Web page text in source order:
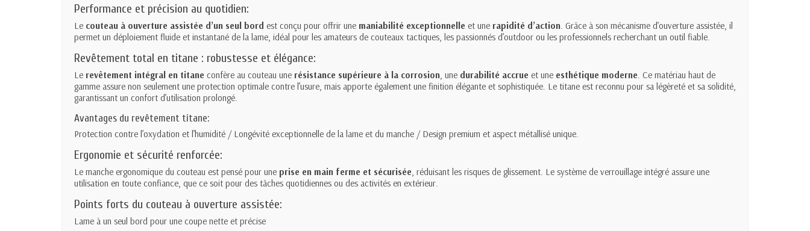
Performance et précision au quotidien:
Le couteau à ouverture assistée d’un seul bord est conçu pour offrir une maniabilité exceptionnelle et une rapidité d’action . Grâce à son mécanisme d’ouverture assistée, il
permet un déploiement fluide et instantané de la lame, idéal pour les amateurs de couteaux tactiques, les passionnés d’outdoor ou les professionnels recherchant un outil fiable.
Revêtement total en titane : robustesse et élégance:
Le revêtement intégral en titane confère au couteau une résistance supérieure à la corrosion , une durabilité accrue et une esthétique moderne . Ce matériau haut de
gamme assure non seulement une protection optimale contre l’usure, mais apporte également une finition élégante et sophistiquée. Le titane est reconnu pour sa légèreté et sa solidité,
garantissant un confort d’utilisation prolongé.
Avantages du revêtement titane:
Protection contre l’oxydation et l’humidité / Longévité exceptionnelle de la lame et du manche / Design premium et aspect métallisé unique.
Ergonomie et sécurité renforcée:
Le manche ergonomique du couteau est pensé pour une prise en main ferme et sécurisée , réduisant les risques de glissement. Le système de verrouillage intégré assure une
utilisation en toute confiance, que ce soit pour des tâches quotidiennes ou des activités en extérieur.
Points forts du couteau à ouverture assistée:
Lame à un seul bord pour une coupe nette et précise